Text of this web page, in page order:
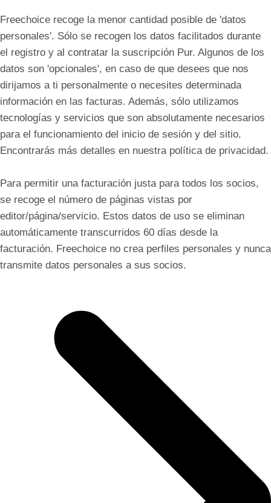
Freechoice recoge la menor cantidad posible de 'datos
personales'. Sólo se recogen los datos facilitados durante
el registro y al contratar la suscripción Pur. Algunos de los
datos son 'opcionales', en caso de que desees que nos
dirijamos a ti personalmente o necesites determinada
información en las facturas. Además, sólo utilizamos
tecnologías y servicios que son absolutamente necesarios
para el funcionamiento del inicio de sesión y del sitio.
Encontrarás más detalles en nuestra política de privacidad.
Para permitir una facturación justa para todos los socios,
se recoge el número de páginas vistas por
editor/página/servicio. Estos datos de uso se eliminan
automáticamente transcurridos 60 días desde la
facturación. Freechoice no crea perfiles personales y nunca
transmite datos personales a sus socios.